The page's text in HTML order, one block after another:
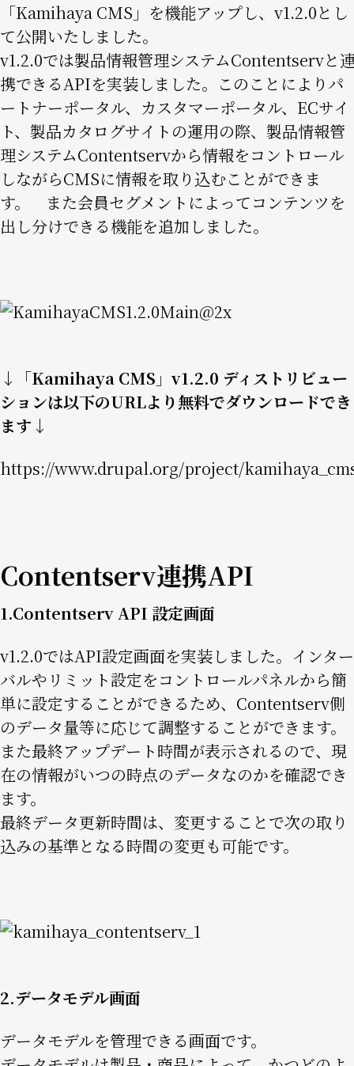
「Kamihaya CMS」を機能アップし、v1.2.0とし
て公開いたしました。
v1.2.0では製品情報管理システムContentservと
携できるAPIを実装しました。このことによりパ
ートナーポータル、カスタマーポータル、ECサイ
ト、製品カタログサイトの運用の際、製品情報管
理システムContentservから情報をコントロール
しながらCMSに情報を取り込むことができま
す。 また会員セグメントによってコンテンツを
出し分けできる機能を追加しました。
Image
↓「Kamihaya CMS」v1.2.0 ディストリビュー
ションは以下のURLより無料でダウンロードでき
ます↓
https://www.drupal.org/project/
Contentserv連携API
1.Contentserv API 設定画面
v1.2.0ではAPI設定画面を実装しました。インター
バルやリミット設定をコントロールパネルから簡
単に設定することができるため、Contentserv側
のデータ量等に応じて調整することができます。
また最終アップデート時間が表示されるので、現
在の情報がいつの時点のデータなのかを確認でき
ます。
最終データ更新時間は、変更することで次の取り
込みの基準となる時間の変更も可能です。
Image
2.データモデル画面
データモデルを管理できる画面です。